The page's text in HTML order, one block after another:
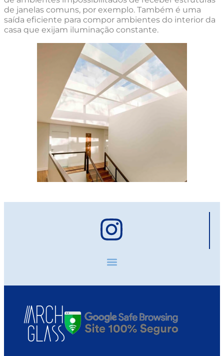
de janelas comuns, por exemplo. Também é uma
saída eficiente para compor ambientes do interior da
casa que exijam iluminação constante.